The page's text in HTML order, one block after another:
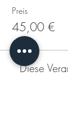
Preis
45,00 €
Diese